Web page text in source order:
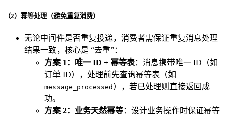
（2）幂等处理（避免重复消费）
无论中间件是否重复投递，消费者需保证重复消息处理
结果一致，核心是 “去重”：
方案 1：唯一 ID + 幂等表：消息携带唯一 ID（如
订单 ID），处理前先查询幂等表（如
message_processed ），若已处理则直接返回成
功。
方案 2：业务天然幂等：设计业务操作时保证幂等